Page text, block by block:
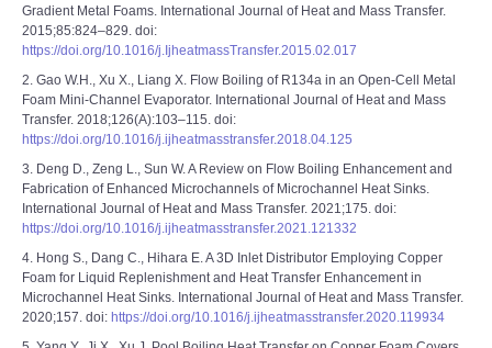
Gradient Metal Foams. International Journal of Heat and Mass Transfer.
2015;85:824–829. doi:
https://doi.org/10.1016/j.IjheatmassTransfer.2015.02.017
2. Gao W.H., Xu X., Liang X. Flow Boiling of R134a in an Open-Cell Metal
Foam Mini-Channel Evaporator. International Journal of Heat and Mass
Transfer. 2018;126(A):103–115. doi:
https://doi.org/10.1016/j.ijheatmasstransfer.2018.04.125
3. Deng D., Zeng L., Sun W. A Review on Flow Boiling Enhancement and
Fabrication of Enhanced Microchannels of Microchannel Heat Sinks.
International Journal of Heat and Mass Transfer. 2021;175. doi:
https://doi.org/10.1016/j.ijheatmasstransfer.2021.121332
4. Hong S., Dang C., Hihara E. A 3D Inlet Distributor Employing Copper
Foam for Liquid Replenishment and Heat Transfer Enhancement in
Microchannel Heat Sinks. International Journal of Heat and Mass Transfer.
2020;157. doi: https://doi.org/10.1016/j.ijheatmasstransfer.2020.119934